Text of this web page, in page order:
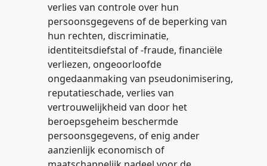
verlies van controle over hun
persoonsgegevens of de beperking van
hun rechten, discriminatie,
identiteitsdiefstal of -fraude, financiële
verliezen, ongeoorloofde
ongedaanmaking van pseudonimisering,
reputatieschade, verlies van
vertrouwelijkheid van door het
beroepsgeheim beschermde
persoonsgegevens, of enig ander
aanzienlijk economisch of